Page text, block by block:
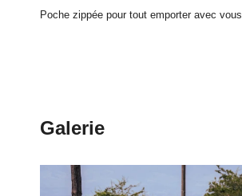
Poche zippée pour tout emporter avec vous
Galerie